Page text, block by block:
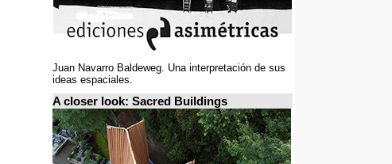
Juan Navarro Baldeweg. Una interpretación de sus
ideas espaciales.
A closer look: Sacred Buildings